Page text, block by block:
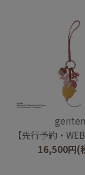
genten
【先行予約・WEB限定】ワクワクチャーム/ディズニーキ
16,500円(